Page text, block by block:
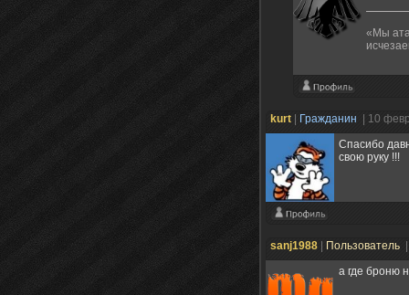
«Мы
kurt Гражданин
| 10
Спасибо
свою руку !!!
sanj1988 Пользователь
а где броню